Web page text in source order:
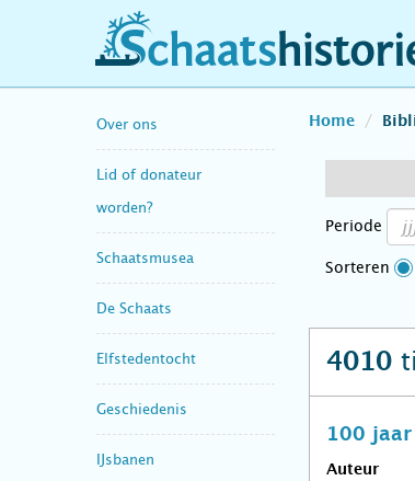
schaatshistorie.nl
Over ons
Lid of donateur
worden?
Schaatsmusea
De Schaats
Elfstedentocht
Geschiedenis
IJsbanen
Home
Periode
Sorteren
4010
100
Auteur